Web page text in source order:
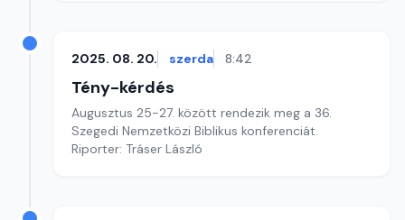
2025. 08. 20. szerda 8:42
Tény-kérdés
Augusztus 25-27. között rendezik meg a 36.
Szegedi Nemzetközi Biblikus konferenciát.
Riporter: Tráser László